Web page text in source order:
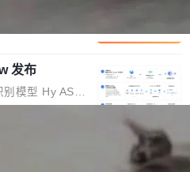
录遍历）仅能
及代码的语义
代码智能体在
码仓理解"瓶
简称" CodeBas
（CodeA...
公司内部架构
据从A集群迁
。 他没有迁移
使用此前登录
条被程序员圈
理员权限、无
提升 4
系列之一，但
存了。月之暗面
是长上下文、M
瘾，但 GPU 显
AI 团队
在官方博客上发
发布
别模型 Hy ASR
模型 Hy3 的